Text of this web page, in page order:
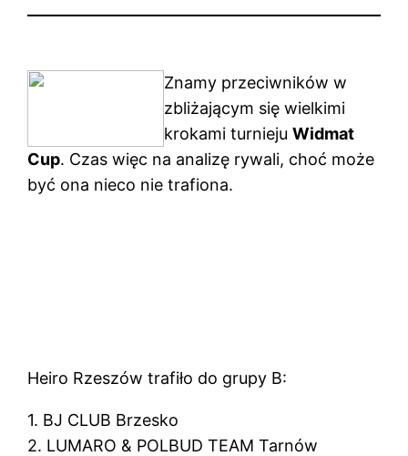
Znamy przeciwników w
zbliżającym się wielkimi
krokami turniejuWidmat
Cup. Czas więc na analizę rywali, choć może
być ona nieco nie trafiona.
Heiro Rzeszów trafiło do grupy B:
1. BJ CLUB Brzesko
2. LUMARO & POLBUD TEAM Tarnów